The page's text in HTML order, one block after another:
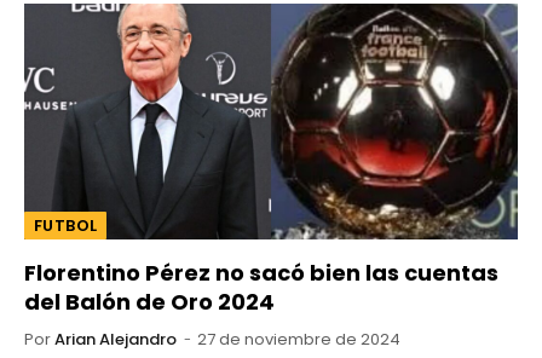
FUTBOL
Florentino Pérez no sacó bien las cuentas
del Balón de Oro 2024
PorArian Alejandro 27 de noviembre de 2024